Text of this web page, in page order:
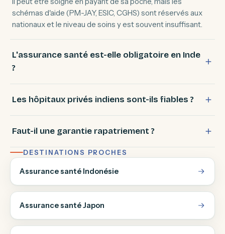
schémas d'aide (PM-JAY, ESIC, CGHS) sont réservés aux
nationaux et le niveau de soins y est souvent insuffisant.
L'assurance santé est-elle obligatoire en Inde
?
Les hôpitaux privés indiens sont-ils fiables ?
Faut-il une garantie rapatriement ?
DESTINATIONS PROCHES
Assurance santé Indonésie
Assurance santé Japon